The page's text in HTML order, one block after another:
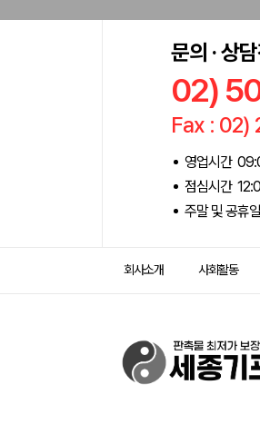
문의 · 상
02)
Fax : 02)
영업시간
점심시간
주말 및 공휴
회사소개 사회활동